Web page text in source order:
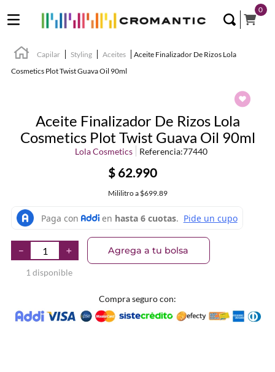
0
Capilar Styling Aceites
Aceite Finalizador De Rizos Lola
Cosmetics Plot Twist Guava Oil 90ml
Aceite Finalizador De Rizos Lola
Cosmetics Plot Twist Guava Oil 90ml
Lola Cosmetics Referencia:77440
$ 62.990
Mililitroa $699.89
＋
－
1 disponible
Agrega a tu bolsa
Compra seguro con: